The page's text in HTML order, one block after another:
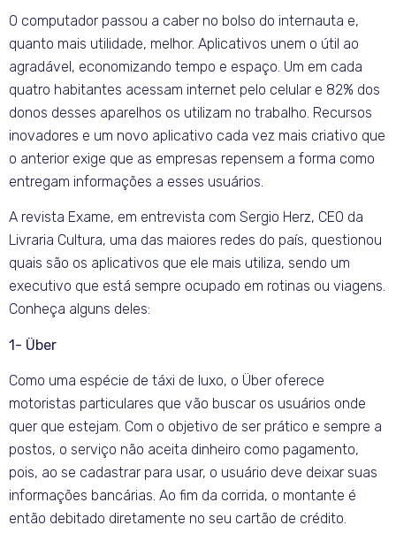
O computador passou a caber no bolso do internauta e,
quanto mais utilidade, melhor. Aplicativos unem o útil ao
agradável, economizando tempo e espaço. Um em cada
quatro habitantes acessam internet pelo celular e 82% dos
donos desses aparelhos os utilizam no trabalho. Recursos
inovadores e um novo aplicativo cada vez mais criativo que
o anterior exige que as empresas repensem a forma como
entregam informações a esses usuários.
A revista Exame, em entrevista com Sergio Herz, CEO da
Livraria Cultura, uma das maiores redes do país, questionou
quais são os aplicativos que ele mais utiliza, sendo um
executivo que está sempre ocupado em rotinas ou viagens.
Conheça alguns deles:
1- Über
Como uma espécie de táxi de luxo, o Über oferece
motoristas particulares que vão buscar os usuários onde
quer que estejam. Com o objetivo de ser prático e sempre a
postos, o serviço não aceita dinheiro como pagamento,
pois, ao se cadastrar para usar, o usuário deve deixar suas
informações bancárias. Ao fim da corrida, o montante é
então debitado diretamente no seu cartão de crédito.